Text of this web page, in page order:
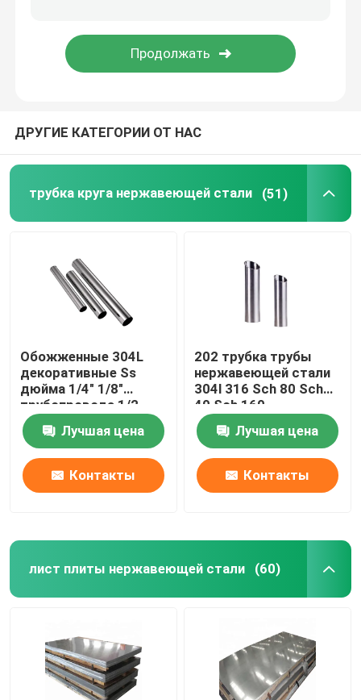
Гальванизированная стальная трубка
Катушка углерода стальная
ДРУГИЕ КАТЕГОРИИ ОТ НАС
трубка круга нержавеющей стали (51)
Обожженные 304L
декоративные Ss
дюйма 1/4" 1/8"
трубопровода 1/2
нержавеющей стали
201 304 пускают круг
по трубам
Лучшая цена
Контакты
202 трубка трубы
нержавеющей стали
304l 316 Sch 80 Sch
40 Sch 160
отполированная
Лучшая цена
Контакты
лист плиты нержавеющей стали (60)